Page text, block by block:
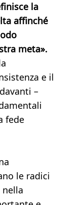
la
affinché
meta».
e il
–
fede
le radici